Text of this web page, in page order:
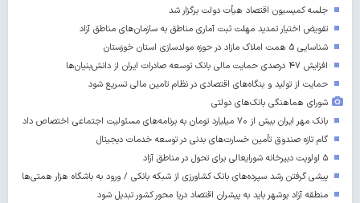
جلسه کمیسیون اقتصاد هیأت دولت برگزار شد
تفویض اختیار تمدید مهلت ثبت آماری مناطق به سازمان‌های مناطق آزاد
شناسایی ۵ همت املاک مازاد در حوزه مولدسازی استان خوزستان
افزایش ۴۷ درصدی حمایت مالی بانک توسعه صادرات ایران از دانش‌بنیان‌ها
حمایت از تولید و بنگاه‌های اقتصادی در نظام تامین مالی تسریع شود
شورای هماهنگی بانک‌های دولتی
بانک مهر ایران بیش از ۷۰ میلیارد تومان به برنامه‌های مسئولیت اجتماعی اختصاص داد
گام تازه صندوق تأمین خسارت‌های بدنی در توسعه خدمات دیجیتال
۵ اولویت دبیرخانه شورایعالی برای تحول در مناطق آزاد
پیشی گرفتن رشد سپرده‌های بانک کشاورزی از شبکه بانکی / ورود به باشگاه هزار همتی‌ها
منطقه آزاد بوشهر باید به پیشران اقتصاد دریا محور کشور تبدیل شود